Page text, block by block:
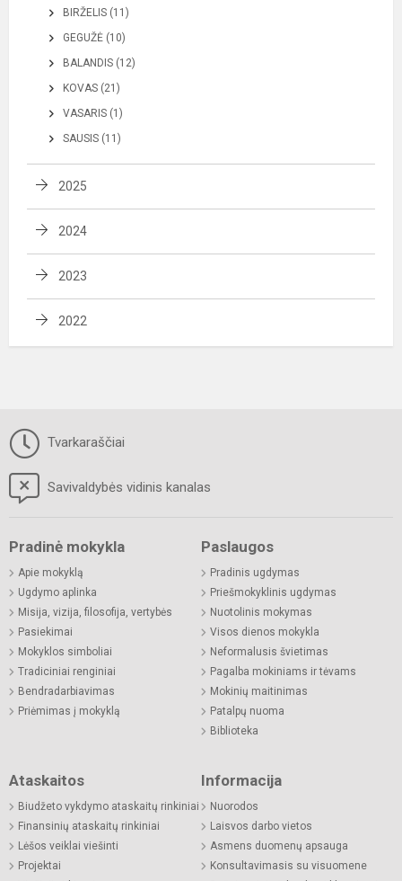
BIRŽELIS (11)
GEGUŽĖ (10)
BALANDIS (12)
KOVAS (21)
VASARIS (1)
SAUSIS (11)
2025
2024
2023
2022
Tvarkaraščiai
Savivaldybės vidinis kanalas
Pradinė mokykla
Apie mokyklą
Ugdymo aplinka
Misija, vizija, filosofija, vertybės
Pasiekimai
Mokyklos simboliai
Tradiciniai renginiai
Bendradarbiavimas
Priėmimas į mokyklą
Paslaugos
Pradinis ugdymas
Priešmokyklinis ugdymas
Nuotolinis mokymas
Visos dienos mokykla
Neformalusis švietimas
Pagalba mokiniams ir tėvams
Mokinių maitinimas
Patalpų nuoma
Biblioteka
Ataskaitos
Biudžeto vykdymo ataskaitų rinkiniai
Finansinių ataskaitų rinkiniai
Lėšos veiklai viešinti
Projektai
Informacija
Nuorodos
Laisvos darbo vietos
Asmens duomenų apsauga
Konsultavimasis su visuomene